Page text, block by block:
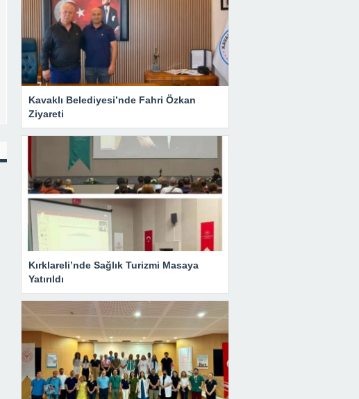
Kavaklı Belediyesi’nde Fahri Özkan
Ziyareti
Kırklareli’nde Sağlık Turizmi Masaya
Yatırıldı